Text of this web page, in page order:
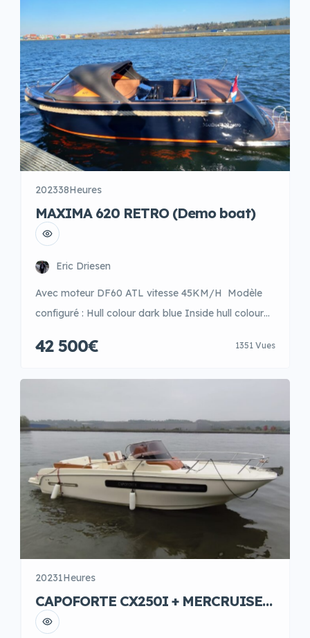
202338Heures
MAXIMA 620 RETRO (Demo boat)
Eric Driesen
Avec moteur DF60 ATL vitesse 45KM/H Modèle
configuré : Hull colour dark blue Inside hull colour
orange details Cognac buck quilted Rope naturel /
upholstery) Blinding sprayhood Stainless […]
42 500€ 1351 Vues
20231Heures
CAPOFORTE CX250I + MERCRUISER
4.5i 250 CV B3